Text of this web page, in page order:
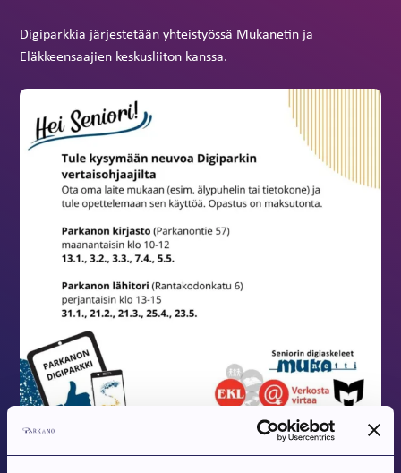
Digiparkkia järjestetään yhteistyössä Mukanetin ja
Eläkkeensaajien keskusliiton kanssa.